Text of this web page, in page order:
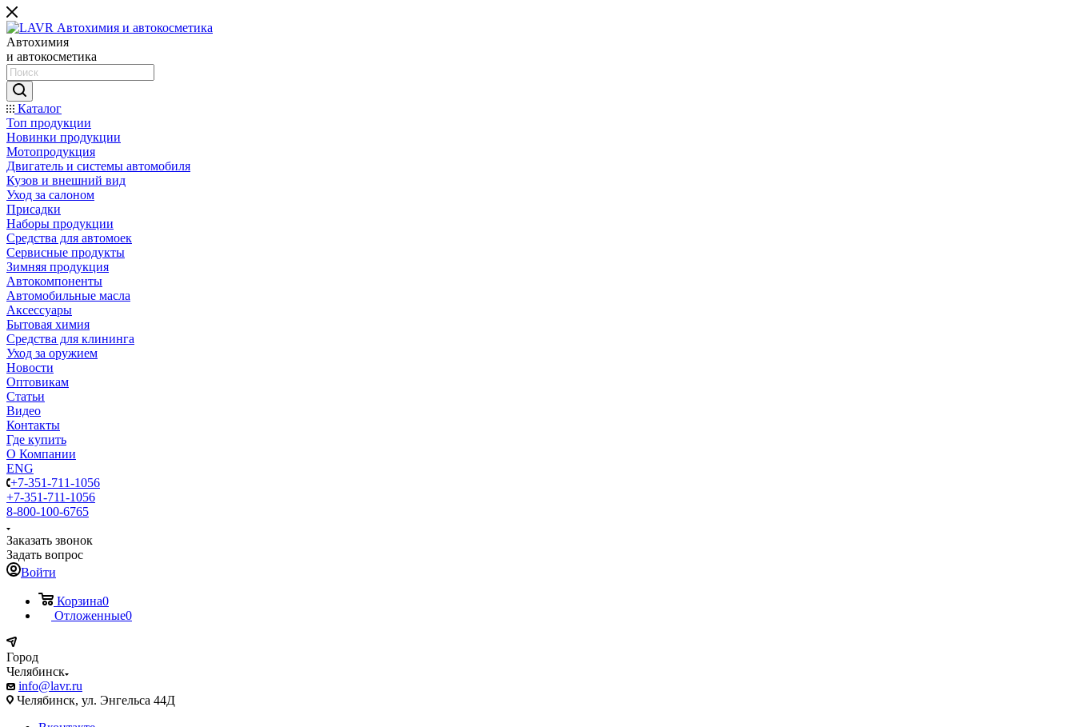
Автохимия
и автокосметика
Каталог
Топ продукции
Новинки продукции
Мотопродукция
Двигатель и системы автомобиля
Кузов и внешний вид
Уход за салоном
Присадки
Наборы продукции
Средства для автомоек
Сервисные продукты
Зимняя продукция
Автокомпоненты
Автомобильные масла
Аксессуары
Бытовая химия
Средства для клининга
Уход за оружием
Новости
Оптовикам
Статьи
Видео
Контакты
Где купить
О Компании
ENG
+7-351-711-1056
+7-351-711-1056
8-800-100-6765
Заказать звонок
Задать вопрос
Войти
Корзина0
Отложенные0
Город
Челябинск
info@lavr.ru
Челябинск, ул. Энгельса 44Д